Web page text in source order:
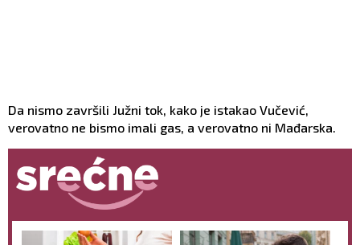
Da nismo završili Južni tok, kako je istakao Vučević,
verovatno ne bismo imali gas, a verovatno ni Mađarska.